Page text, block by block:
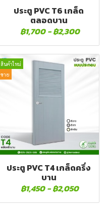
ประตู PVC T6 เกล็ด
ตลอดบาน
฿1,700 -฿2,300
สินค้าใหม่
ขาย
ประตู PVC T4 เกล็ดครึ่ง
บาน
฿1,450 -฿2,050